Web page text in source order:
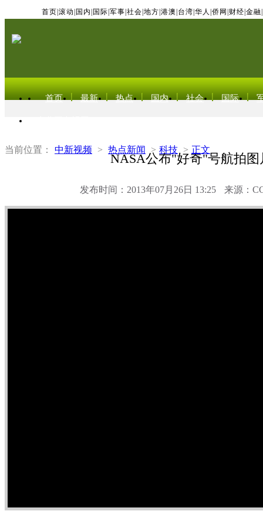
首页 滚动 国内 国际 军事 社会 地方 港澳 台湾 华人 侨网 财经 金融
首页 最新 热点 国内 社会 国际
当前位置： 中新视频 > 热点新闻 > 科技 > 正文
NASA公布"好奇"号航拍图
发布时间：2013年07月26日 13:25 来源：